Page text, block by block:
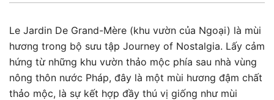
Le Jardin De Grand-Mère (khu vườn của Ngoại) là mùi
hương trong bộ sưu tập Journey of Nostalgia. Lấy cảm
hứng từ những khu vườn thảo mộc phía sau nhà vùng
nông thôn nước Pháp, đây là một mùi hương đậm chất
thảo mộc, là sự kết hợp đầy thú vị giống như mùi